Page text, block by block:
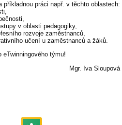
práci např. v těchto oblastech:
v oblasti pedagogiky,
rozvoje zaměstnanců,
učení u zaměstnanců a žáků.
eTwinningového týmu!
Mgr. Iva Sloupová